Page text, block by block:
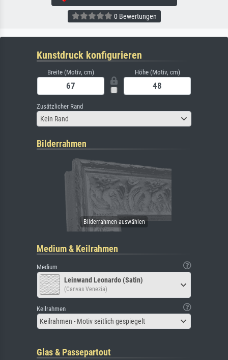
0 Bewertungen
Kunstdruck konfigurieren
Breite (Motiv, cm) Höhe (Motiv, cm)
Zusätzlicher Rand
Kein Rand
Bilderrahmen
Medium & Keilrahmen
Medium
Leinwand Leonardo (Satin)
(Canvas Venezia)
Keilrahmen
Keilrahmen - Motiv seitlich gespiegelt
Glas & Passepartout